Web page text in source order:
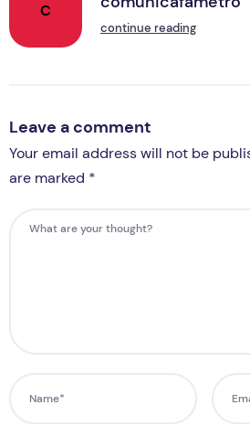
C
continue reading
Leave a comment
Your email address will not be
are marked *